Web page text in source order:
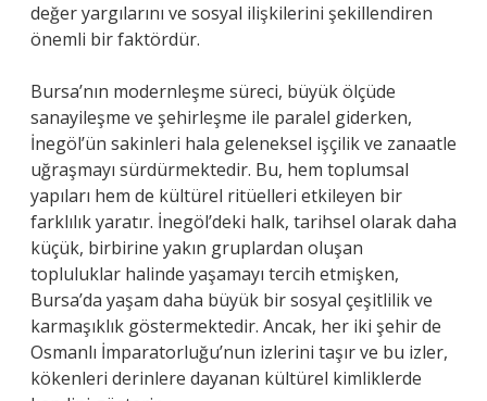
değer yargılarını ve sosyal ilişkilerini şekillendiren
önemli bir faktördür.
Bursa’nın modernleşme süreci, büyük ölçüde
sanayileşme ve şehirleşme ile paralel giderken,
İnegöl’ün sakinleri hala geleneksel işçilik ve zanaatle
uğraşmayı sürdürmektedir. Bu, hem toplumsal
yapıları hem de kültürel ritüelleri etkileyen bir
farklılık yaratır. İnegöl’deki halk, tarihsel olarak daha
küçük, birbirine yakın gruplardan oluşan
topluluklar halinde yaşamayı tercih etmişken,
Bursa’da yaşam daha büyük bir sosyal çeşitlilik ve
karmaşıklık göstermektedir. Ancak, her iki şehir de
Osmanlı İmparatorluğu’nun izlerini taşır ve bu izler,
kökenleri derinlere dayanan kültürel kimliklerde